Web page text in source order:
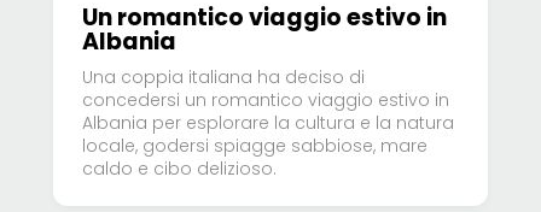
Un romantico viaggio estivo in
Albania
Una coppia italiana ha deciso di
concedersi un romantico viaggio estivo in
Albania per esplorare la cultura e la natura
locale, godersi spiagge sabbiose, mare
caldo e cibo delizioso.